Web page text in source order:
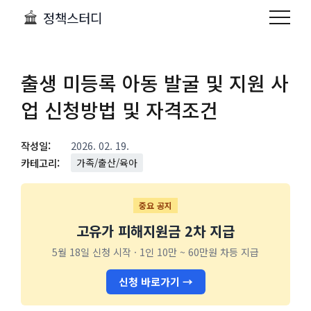
정책스터디
출생 미등록 아동 발굴 및 지원 사
업 신청방법 및 자격조건
작성일:
2026. 02. 19.
카테고리:
가족/출산/육아
중요 공지
고유가 피해지원금 2차 지급
5월 18일 신청 시작 · 1인 10만 ~ 60만원 차등 지급
신청 바로가기 →